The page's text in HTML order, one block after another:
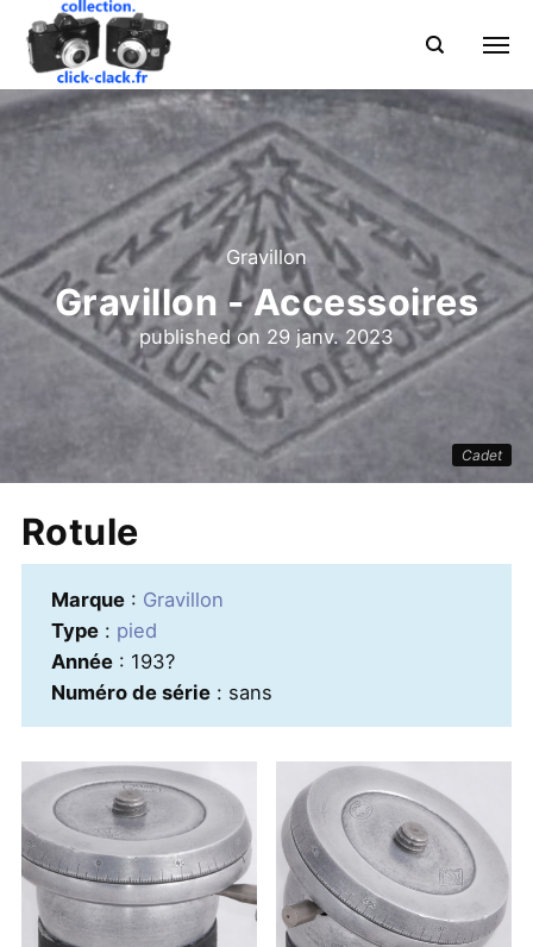
Gravillon
Gravillon - Accessoires
published on 29 janv. 2023
Cadet
Rotule
Marque: Gravillon
Type: pied
Année: 193?
Numéro de série: sans